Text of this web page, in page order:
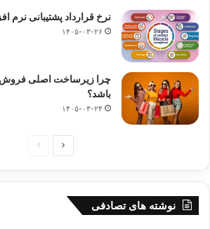
نرخ قرارداد پشتیبانی نرم
۱۴۰۵-۰۳-۲۶
چرا زیرساخت اصلی فروش
باشد؟
۱۴۰۵-۰۳-۲۴
صفحه
صفحه
نوشته های تصادفی